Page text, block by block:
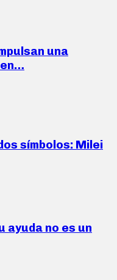
una
símbolos: Milei
ayuda no es un